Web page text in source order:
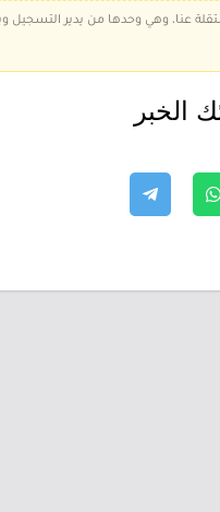
عنا، وهي وحدها من يدير
الخبر